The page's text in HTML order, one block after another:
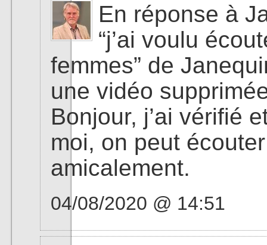
En réponse à
“j’ai voulu
femmes” de
une vidéo
Bonjour, j’ai vérifié
moi, on peut
amicalement.
04/08/2020 @ 14:51